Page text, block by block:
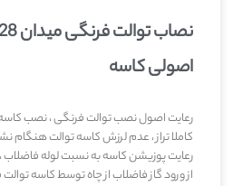
اصولی کاسه
رعایت اصول نصب توالت فرنگی ، نصب
کاملا تراز ، عدم لرزش کاسه توالت هنگام
رعایت پوزیشن کاسه به نسبت لوله فاضلاب
از ورود گاز فاضلاب از چاه توسط کاسه